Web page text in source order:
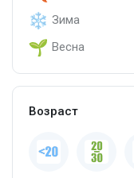
Зима
Весна
Возраст